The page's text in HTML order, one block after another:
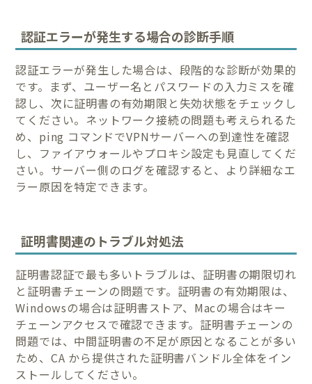
認証エラーが発生する場合の診断手順
認証エラーが発生した場合は、段階的な診断が効果的
です。まず、ユーザー名とパスワードの入力ミスを確
認し、次に証明書の有効期限と失効状態をチェックし
てください。ネットワーク接続の問題も考えられるた
め、ping コマンドでVPNサーバーへの到達性を確認
し、ファイアウォールやプロキシ設定も見直してくだ
さい。サーバー側のログを確認すると、より詳細なエ
ラー原因を特定できます。
証明書関連のトラブル対処法
証明書認証で最も多いトラブルは、証明書の期限切れ
と証明書チェーンの問題です。証明書の有効期限は、
Windowsの場合は証明書ストア、Macの場合はキー
チェーンアクセスで確認できます。証明書チェーンの
問題では、中間証明書の不足が原因となることが多い
ため、CA から提供された証明書バンドル全体をイン
ストールしてください。